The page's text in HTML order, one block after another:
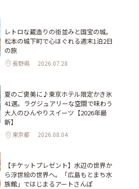
レトロな蔵造りの街並みと国宝の城。
松本の城下町で心ほぐれる週末1泊2日
の旅
長野県 2026.07.28
夏のご褒美に♪東京ホテル限定かき氷
41選。ラグジュアリーな空間で味わう
大人のひんやりスイーツ【2026年最
新】
東京都 2026.08.04
【チケットプレゼント】水辺の世界か
ら浮世絵の世界へ。「広島もとまち水
族館」ではじまるアートさんぽ